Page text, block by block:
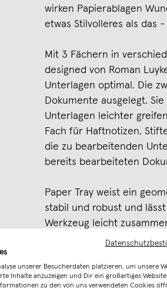
wirken Papierablagen
etwas Stilvolleres als das
Mit 3 Fächern in
designed von Roman
Unterlagen optimal. Die
Dokumente ausgelegt.
Unterlagen leichter
Fach für Haftnotizen,
die zu bearbeitenden
bereits bearbeiteten
Paper Tray weist ein
stabil und robust und
Werkzeug leicht
Material: Stahl
Das weisse Modell hat die
unserer Besucherdaten platzieren, um unsere
Inhalte anzuzeigen und Dir ein großartiges
zu den von uns verwendeten Cookies